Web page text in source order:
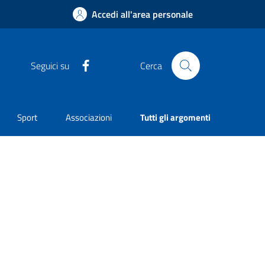
Accedi all'area personale
Seguici su Cerca
Sport Associazioni Tutti gli argomenti